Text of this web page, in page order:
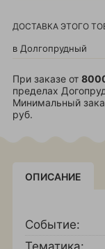
ДОСТАВКА ЭТОГО
в Долгопрудный
При заказе от
пределах
Минимальный
руб.
ОПИСАНИЕ
Событие: